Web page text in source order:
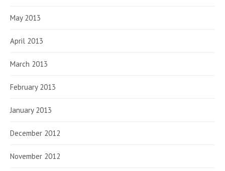
May 2013
April 2013
March 2013
February 2013
January 2013
December 2012
November 2012